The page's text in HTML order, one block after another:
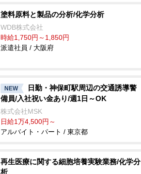
塗料原料と製品の分析/化学分析
WDB株式会社
時給1,750円～1,850円
派遣社員 / 大阪府
NEW
日勤・神保町駅周辺の交通誘導警
備員/入社祝い金あり/週1日～OK
株式会社MSK
日給1万4,500円～
アルバイト・パート / 東京都
再生医療に関する細胞培養実験業務/化学分
析